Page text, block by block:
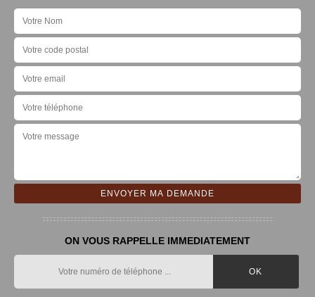
ON VOUS RAPPELLE IMMEDIATEMENT